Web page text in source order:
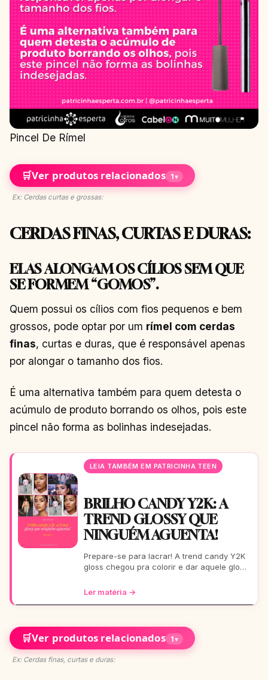
Pincel De Rímel
🛒Ver produtos relacionados 1▾
Ex: Cerdas curtas e grossas:
CERDAS FINAS, CURTAS E DURAS:
ELAS ALONGAM OS CÍLIOS SEM QUE
SE FORMEM “GOMOS”.
Quem possui os cílios com fios pequenos e bem
grossos, pode optar por um rímel com cerdas
finas, curtas e duras, que é responsável apenas
por alongar o tamanho dos fios.
É uma alternativa também para quem detesta o
acúmulo de produto borrando os olhos, pois este
pincel não forma as bolinhas indesejadas.
LEIA TAMBÉM EM PATRICINHA TEEN
BRILHO CANDY Y2K: A
TREND GLOSSY QUE
NINGUÉM AGUENTA!
Prepare-se para lacrar! A trend candy Y2K
gloss chegou pra colorir e dar aquele glow
essa vibe em 9
Ler matéria →
🛒Ver produtos relacionados 1▾
Ex: Cerdas finas, curtas e duras: